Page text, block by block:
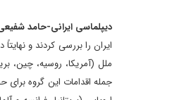
دیپلماسی ایرانی-حامد
ملل (آمریکا، روسیه، چین،